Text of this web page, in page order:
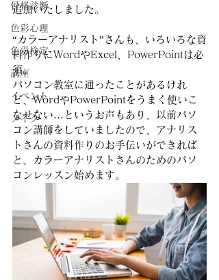
骨格診断
色彩心理
色彩検定
講座
イベント
メイク
追加いたしました。
“カラーアナリスト”さんも、いろいろな資
料作りにWordやExcel、PowerPointは必
須。
パソコン教室に通ったことがあるけれ
ど、WordやPowerPointをうまく使いこ
なせない…というお声もあり、以前パソ
コン講師をしていましたので、アナリス
トさんの資料作りのお手伝いができれば
と、カラーアナリストさんのためのパソ
コンレッスン始めます。